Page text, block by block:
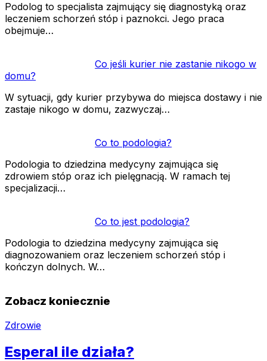
Podolog to specjalista zajmujący się diagnostyką oraz
leczeniem schorzeń stóp i paznokci. Jego praca
obejmuje…
Co jeśli kurier nie zastanie nikogo w
domu?
W sytuacji, gdy kurier przybywa do miejsca dostawy i nie
zastaje nikogo w domu, zazwyczaj…
Co to podologia?
Podologia to dziedzina medycyny zajmująca się
zdrowiem stóp oraz ich pielęgnacją. W ramach tej
specjalizacji…
Co to jest podologia?
Podologia to dziedzina medycyny zajmująca się
diagnozowaniem oraz leczeniem schorzeń stóp i
kończyn dolnych. W…
Zobacz koniecznie
Zdrowie
Esperal ile działa?